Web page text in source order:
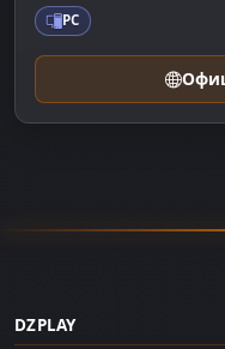
PC
DZPLAY